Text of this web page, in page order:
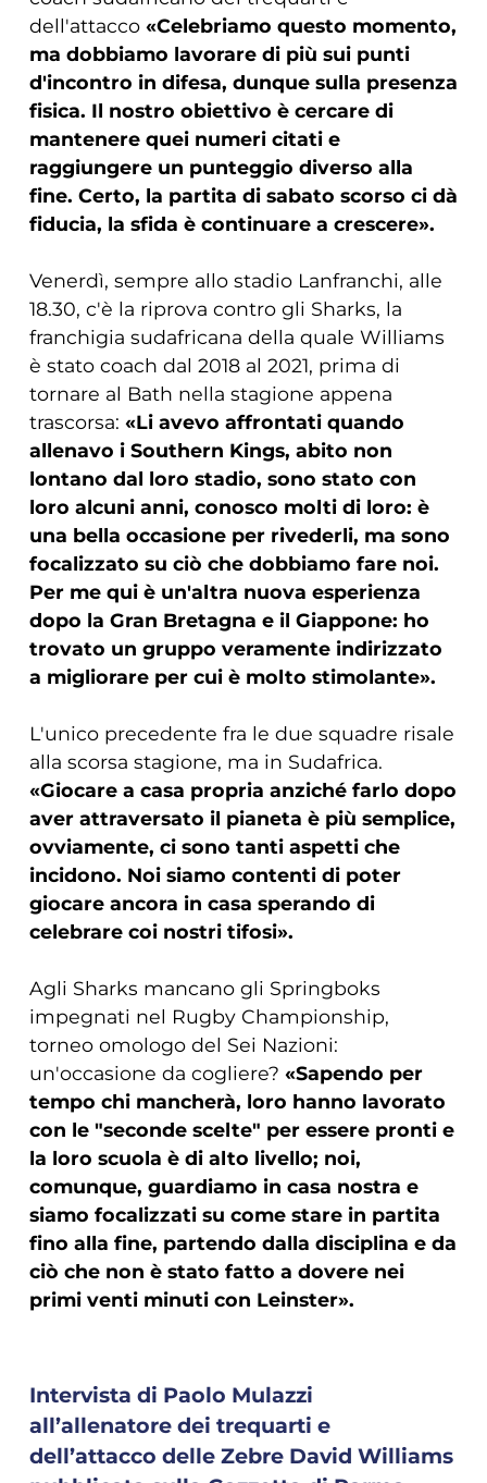
dell'attacco «Celebriamo questo momento,
ma dobbiamo lavorare di più sui punti
d'incontro in difesa, dunque sulla presenza
fisica. Il nostro obiettivo è cercare di
mantenere quei numeri citati e
raggiungere un punteggio diverso alla
fine. Certo, la partita di sabato scorso ci dà
fiducia, la sfida è continuare a crescere».
Venerdì, sempre allo stadio Lanfranchi, alle
18.30, c'è la riprova contro gli Sharks, la
franchigia sudafricana della quale Williams
è stato coach dal 2018 al 2021, prima di
tornare al Bath nella stagione appena
trascorsa: «Li avevo affrontati quando
allenavo i Southern Kings, abito non
lontano dal loro stadio, sono stato con
loro alcuni anni, conosco molti di loro: è
una bella occasione per rivederli, ma sono
focalizzato su ciò che dobbiamo fare noi.
Per me qui è un'altra nuova esperienza
dopo la Gran Bretagna e il Giappone: ho
trovato un gruppo veramente indirizzato
a migliorare per cui è molto stimolante».
L'unico precedente fra le due squadre risale
alla scorsa stagione, ma in Sudafrica.
«Giocare a casa propria anziché farlo dopo
aver attraversato il pianeta è più semplice,
ovviamente, ci sono tanti aspetti che
incidono. Noi siamo contenti di poter
giocare ancora in casa sperando di
celebrare coi nostri tifosi».
Agli Sharks mancano gli Springboks
impegnati nel Rugby Championship,
torneo omologo del Sei Nazioni:
un'occasione da cogliere? «Sapendo per
tempo chi mancherà, loro hanno lavorato
con le "seconde scelte" per essere pronti e
la loro scuola è di alto livello; noi,
comunque, guardiamo in casa nostra e
siamo focalizzati su come stare in partita
fino alla fine, partendo dalla disciplina e da
ciò che non è stato fatto a dovere nei
primi venti minuti con Leinster».
Intervista di Paolo Mulazzi
all’allenatore dei trequarti e
dell’attacco delle Zebre David Williams